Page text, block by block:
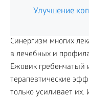
Улучшение
Синергизм многих
в лечебных и
Ежовик гребенчатый
терапевтические
только усиливает